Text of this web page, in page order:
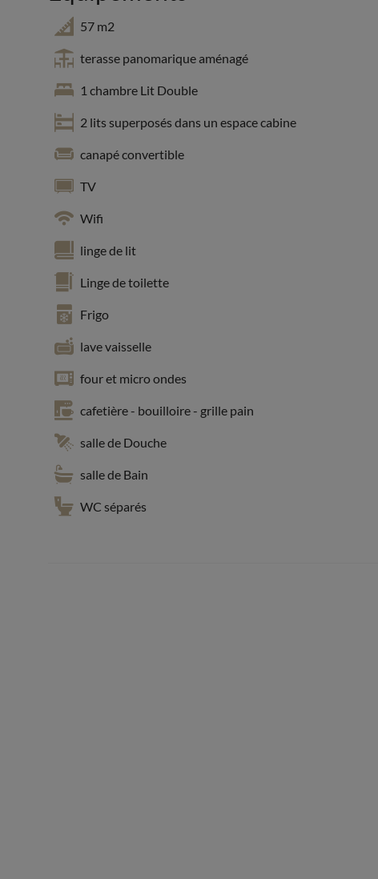
57 m2
terasse panomarique aménagé
1 chambre Lit Double
2 lits superposés dans un espace cabine
canapé convertible
TV
Wifi
linge de lit
Linge de toilette
Frigo
lave vaisselle
four et micro ondes
cafetière - bouilloire - grille pain
salle de Douche
salle de Bain
WC séparés